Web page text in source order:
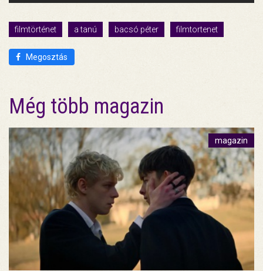
filmtörténet a tanú bacsó péter filmtortenet
Megosztás
Még több magazin
magazin